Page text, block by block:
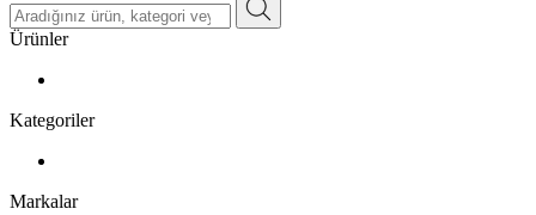
Ürünler
Kategoriler
Markalar